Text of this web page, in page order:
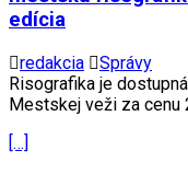
edícia
redakcia
Správy
Risografika je
Mestskej veži za cenu
[…]